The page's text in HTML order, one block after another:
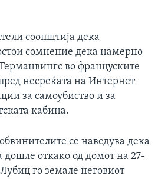
соопштија дека
сомнение дека намерно
во француските
несреќата на Интернет
за самоубиство и за
кабина.
се наведува дека
дошле откако од домот на 27-
го земале неговиот